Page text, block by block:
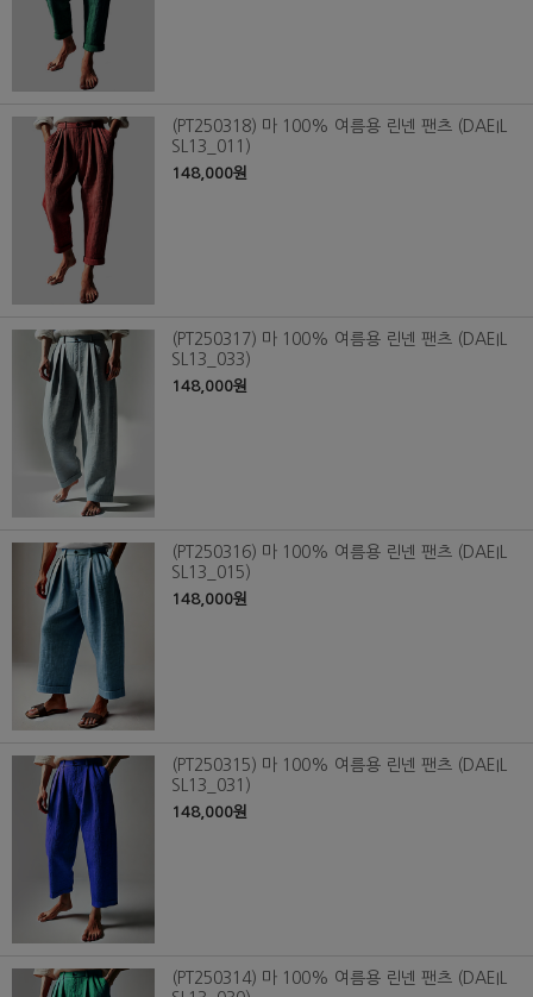
(PT250318) 마 100% 여름용 린넨 팬츠 (DAEIL
SL13_011)
148,000원
(PT250317) 마 100% 여름용 린넨 팬츠 (DAEIL
SL13_033)
148,000원
(PT250316) 마 100% 여름용 린넨 팬츠 (DAEIL
SL13_015)
148,000원
(PT250315) 마 100% 여름용 린넨 팬츠 (DAEIL
SL13_031)
148,000원
(PT250314) 마 100% 여름용 린넨 팬츠 (DAEIL